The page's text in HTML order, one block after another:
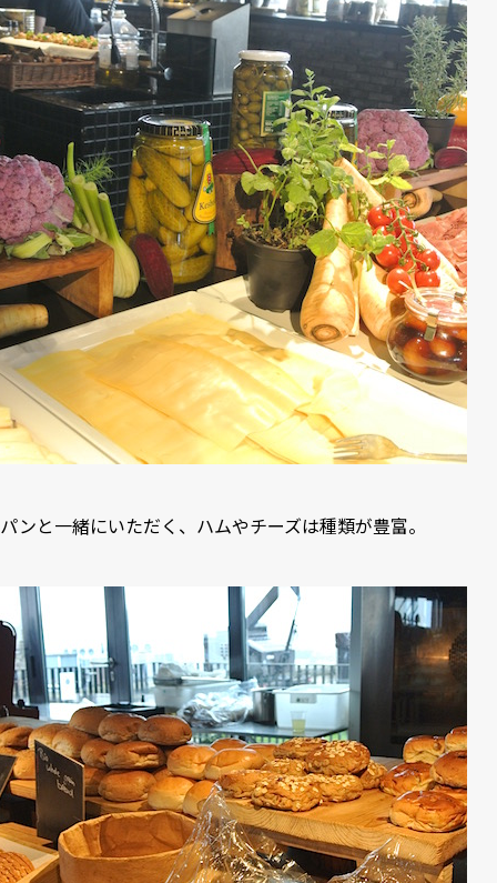
パンと一緒にいただく、ハムやチーズは種類が豊富。